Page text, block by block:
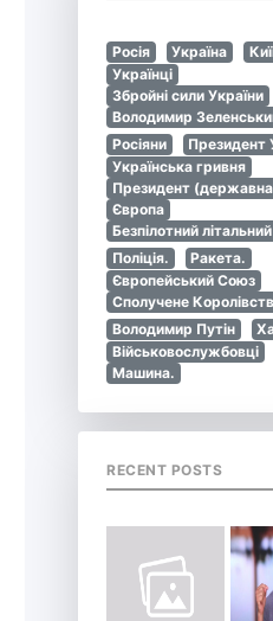
Росія Україна
Українці
Збройні сили України
Володимир
Росіяни
Президент
Українська гривня
Президент
Європа
Безпілотний
Поліція.
Ракета.
Європейський Союз
Сполучене
Володимир Путін
Військовослужбовці
Машина.
RECENT POSTS